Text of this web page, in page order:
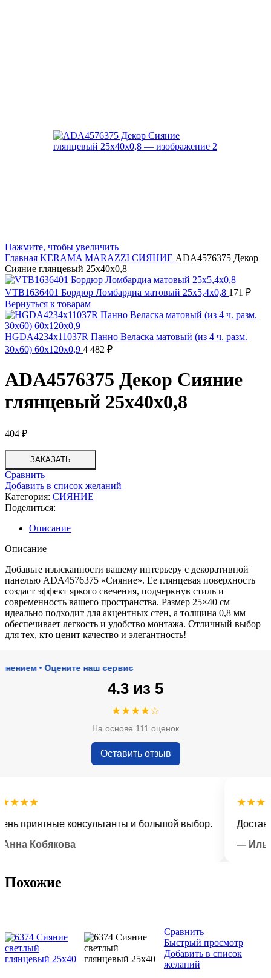
Нажмите, чтобы увеличить
Главная KERAMA MARAZZI СИЯНИЕ ADA4576375 Декор
Сияние глянцевый 25x40x0,8
VTB1636401 Бордюр Ломбардиа матовый 25x5,4x0,8 171 ₽
Вернуться к товарам
HGDA4234x11037R Панно Веласка матовый (из 4 ч. разм.
30x60) 60x120x0,9 4 482 ₽
ADA4576375 Декор Сияние
глянцевый 25x40x0,8
404 ₽
ЗАКАЗАТЬ
Сравнить
Добавить в список желаний
Категория: СИЯНИЕ
Поделиться:
Описание
Описание
Добавьте изысканности вашему интерьеру с декоративной
панелью ADA4576375 «Сияние». Ее глянцевая поверхность
создаст эффект яркого свечения, подчеркнув стиль и
современность вашего пространства. Размер 25×40 см
идеально подходит для акцентных стен, а толщина 0,8 мм
обеспечивает легкость и удобство монтажа. Отличный выбор
для тех, кто ценит качество и элегантность!
• Оцените наш сервис
4.3 из 5
★★★★☆
На основе 111 оценок
Оставить отзыв
консультанты и большой выбор.
Кобякова
★★★★★
Доставка
— Илья
Похожие
Сравнить
Быстрый просмотр
Добавить в список
желаний